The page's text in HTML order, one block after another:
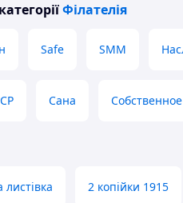
Філателія
Safe SMM
Сана
листівка 2 копійки 1915